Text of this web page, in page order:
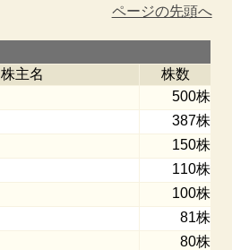
ページの先頭へ
株主名
株数
500株
387株
150株
110株
100株
81株
80株